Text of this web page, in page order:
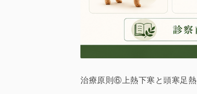
治療原則⑥上熱下寒と頭寒足熱